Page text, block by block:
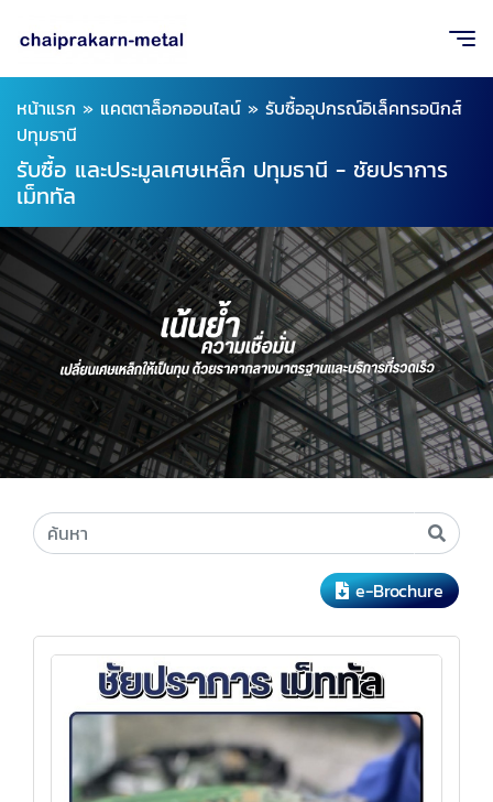
หน้าแรก » แคตตาล็อกออนไลน์ » รับซื้ออุปกรณ์อิเล็คทรอนิกส์
ปทุมธานี
รับซื้อ และประมูลเศษเหล็ก ปทุมธานี - ชัยปราการ
เม็ททัล
e-Brochure